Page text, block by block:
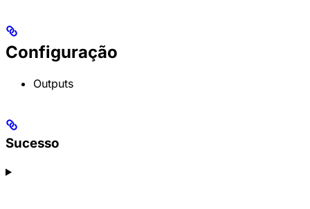
Configuração
Outputs
Sucesso